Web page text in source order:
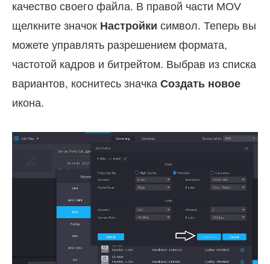
качество своего файла. В правой части MOV
щелкните значок Настройки символ. Теперь вы
можете управлять разрешением формата,
частотой кадров и битрейтом. Выбрав из списка
вариантов, коснитесь значка Создать новое
икона.